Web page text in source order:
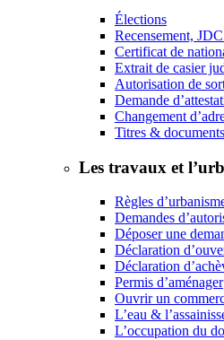
Élections
Recensement,
Certificat de
Extrait de casier
Autorisation de
Demande
Changement
Titres &
Les travaux et
Règles
Demandes
Déposer une
Déclaration
Déclaration
Permis d’aménager
Ouvrir un
L’eau &
L’occupation du